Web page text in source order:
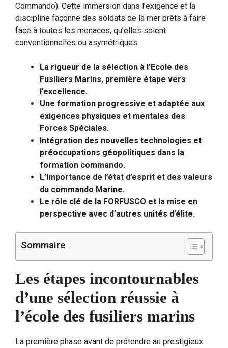
Commando). Cette immersion dans l’exigence et la
discipline façonne des soldats de la mer prêts à faire
face à toutes les menaces, qu’elles soient
conventionnelles ou asymétriques.
La rigueur de la sélection à l’Ecole des
Fusiliers Marins, première étape vers
l’excellence.
Une formation progressive et adaptée aux
exigences physiques et mentales des
Forces Spéciales.
Intégration des nouvelles technologies et
préoccupations géopolitiques dans la
formation commando.
L’importance de l’état d’esprit et des valeurs
du commando Marine.
Le rôle clé de la FORFUSCO et la mise en
perspective avec d’autres unités d’élite.
Sommaire
Les étapes incontournables
d’une sélection réussie à
l’école des fusiliers marins
La première phase avant de prétendre au prestigieux